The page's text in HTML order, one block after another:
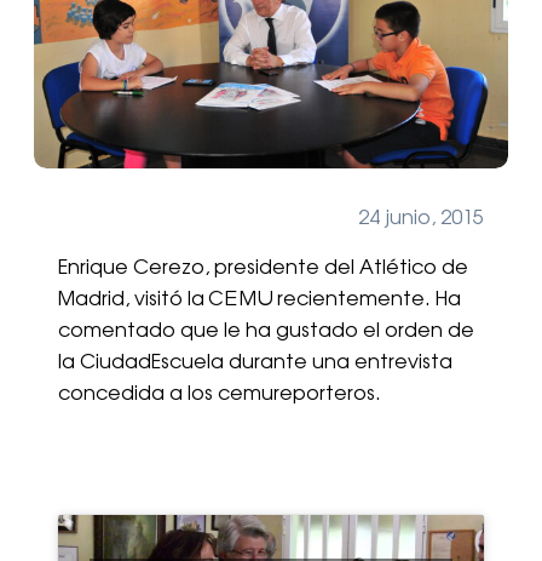
24 junio, 2015
Enrique Cerezo, presidente del Atlético de
Madrid, visitó la CEMU recientemente. Ha
comentado que le ha gustado el orden de
la CiudadEscuela durante una entrevista
concedida a los cemureporteros.